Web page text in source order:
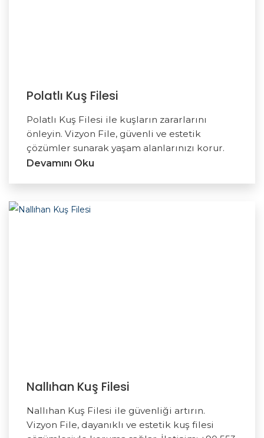
Polatlı Kuş Filesi
Polatlı Kuş Filesi ile kuşların zararlarını
önleyin. Vizyon File, güvenli ve estetik
çözümler sunarak yaşam alanlarınızı korur.
Devamını Oku
Nallıhan Kuş Filesi
Nallıhan Kuş Filesi ile güvenliği artırın.
Vizyon File, dayanıklı ve estetik kuş filesi